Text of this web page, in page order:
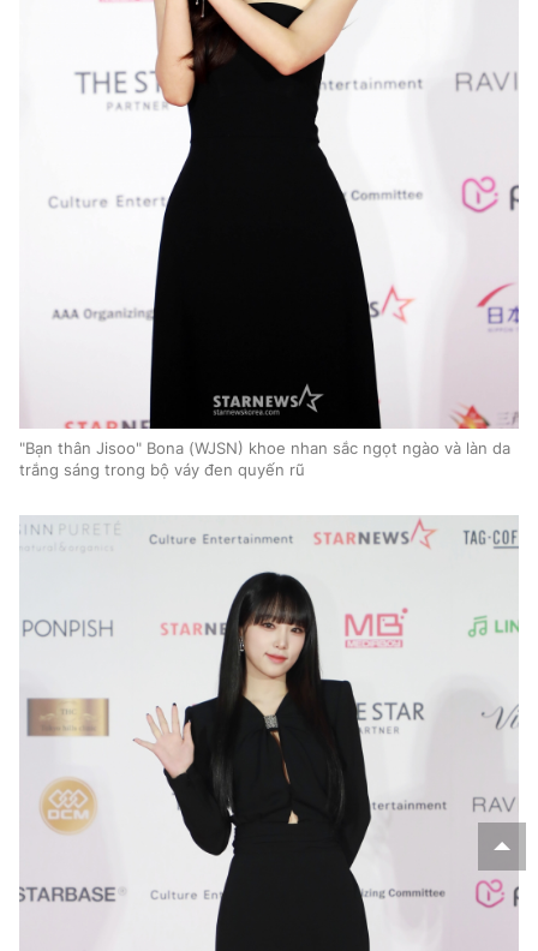
"Bạn thân Jisoo" Bona (WJSN) khoe nhan sắc ngọt ngào và làn da
trắng sáng trong bộ váy đen quyến rũ